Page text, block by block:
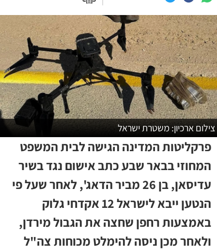
צילום ארכיון: משטרת ישראל
פרקליטות המדינה הגישה לבית המשפט
המחוזי בבאר שבע כתב אישום נגד בשיר
עדיסאן, בן 26 מביר הדאג', לאחר שעל פי
הנטען ייבא לישראל 12 אקדחי גלוק
באמצעות רחפן שחצה את הגבול מירדן,
ולאחר מכן ניסה להימלט מכוחות צה"ל